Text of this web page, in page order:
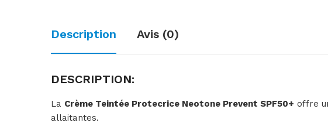
Description Avis (0)
DESCRIPTION:
La Crème Teintée Protecrice Neotone Prevent SPF50+ offre
allaitantes.